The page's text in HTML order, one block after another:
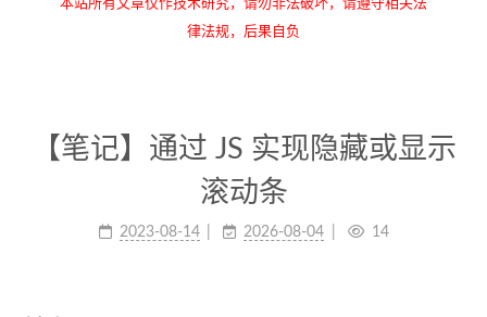
本站所有文章仅作技术研究，请勿非法破坏，请遵守相关法
律法规，后果自负
【笔记】通过 JS 实现隐藏或显示
滚动条
2023-08-14 2026-08-04 14